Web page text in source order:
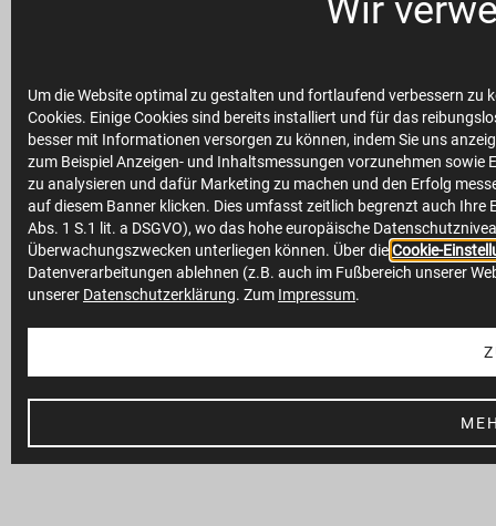
Wir
Um die Website optimal zu gestalten und fortlaufend verbessern
Cookies. Einige Cookies sind bereits installiert und für das
besser mit Informationen versorgen zu können, indem Sie uns
zum Beispiel Anzeigen- und Inhaltsmessungen vorzunehmen
zu analysieren und dafür Marketing zu machen und den Erfolg
auf diesem Banner klicken. Dies umfasst zeitlich begrenzt auch
Abs. 1 S.1 lit. a DSGVO), wo das hohe europäische
Überwachungszwecken unterliegen können. Über dieCookie-
Datenverarbeitungen ablehnen (z.B. auch im Fußbereich unserer
unserer Datenschutzerklärung. Zum Impressum.